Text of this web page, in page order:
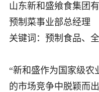
山东新和盛飨食集团
预制菜事业部总经理
关键词：预制食品、
“新和盛作为国家级农
的市场竞争中脱颖而